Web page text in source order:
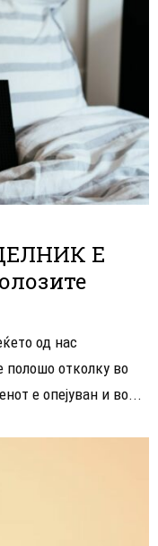
Е
од нас
полошо отколку во
е опејуван и во...